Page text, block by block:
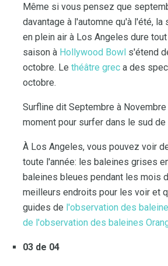
Même si vous pensez que
davantage à l'automne qu'à l'été,
en plein air à Los Angeles dure
saison à Hollywood Bowl s'étend
octobre. Le théâtre grec a des
octobre.
Surfline dit Septembre à
moment pour surfer dans le sud de
À Los Angeles, vous pouvez voir
toute l'année: les baleines grises
baleines bleues pendant les mois
meilleurs endroits pour les voir et
guides de l'observation des
de l'observation des baleines
03 de 04